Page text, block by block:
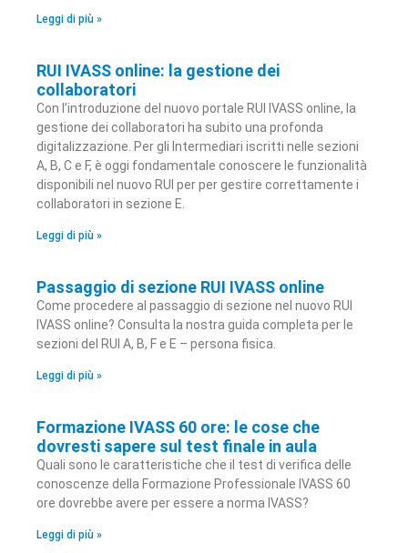
Leggi di più »
RUI IVASS online: la gestione dei
collaboratori
Con l’introduzione del nuovo portale RUI IVASS online, la
gestione dei collaboratori ha subito una profonda
digitalizzazione. Per gli Intermediari iscritti nelle sezioni
A, B, C e F, è oggi fondamentale conoscere le funzionalità
disponibili nel nuovo RUI per per gestire correttamente i
collaboratori in sezione E.
Leggi di più »
Passaggio di sezione RUI IVASS online
Come procedere al passaggio di sezione nel nuovo RUI
IVASS online? Consulta la nostra guida completa per le
sezioni del RUI A, B, F e E – persona fisica.
Leggi di più »
Formazione IVASS 60 ore: le cose che
dovresti sapere sul test finale in aula
Quali sono le caratteristiche che il test di verifica delle
conoscenze della Formazione Professionale IVASS 60
ore dovrebbe avere per essere a norma IVASS?
Leggi di più »